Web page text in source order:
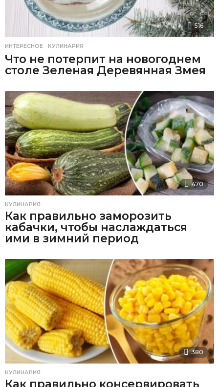
516
ИНТЕРЕСНОЕ ,КУЛИНАРИЯ
Что не потерпит на новогоднем
столе Зеленая Деревянная Змея
470
КУЛИНАРИЯ
Как правильно заморозить
кабачки, чтобы наслаждаться
ими в зимний период
380
КУЛИНАРИЯ
Как правильно консервировать